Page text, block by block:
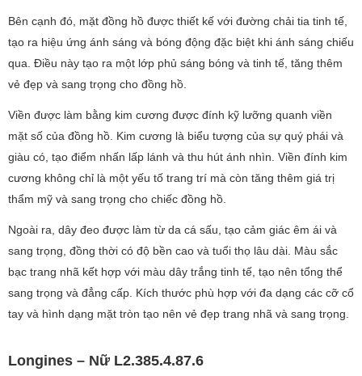
Bên cạnh đó, mặt đồng hồ được thiết kế với đường chải tia tinh tế,
tạo ra hiệu ứng ánh sáng và bóng động đặc biệt khi ánh sáng chiếu
qua. Điều này tạo ra một lớp phủ sáng bóng và tinh tế, tăng thêm
vẻ đẹp và sang trọng cho đồng hồ.
Viền được làm bằng kim cương được đính kỹ lưỡng quanh viền
mặt số của đồng hồ. Kim cương là biểu tượng của sự quý phái và
giàu có, tạo điểm nhấn lấp lánh và thu hút ánh nhìn. Viền đính kim
cương không chỉ là một yếu tố trang trí mà còn tăng thêm giá trị
thẩm mỹ và sang trọng cho chiếc đồng hồ.
Ngoài ra, dây đeo được làm từ da cá sấu, tạo cảm giác êm ái và
sang trọng, đồng thời có độ bền cao và tuổi thọ lâu dài. Màu sắc
bạc trang nhã kết hợp với màu dây trắng tinh tế, tạo nên tổng thể
sang trọng và đẳng cấp. Kích thước phù hợp với đa dạng các cỡ cổ
tay và hình dạng mặt tròn tạo nên vẻ đẹp trang nhã và sang trọng.
Longines – Nữ L2.385.4.87.6